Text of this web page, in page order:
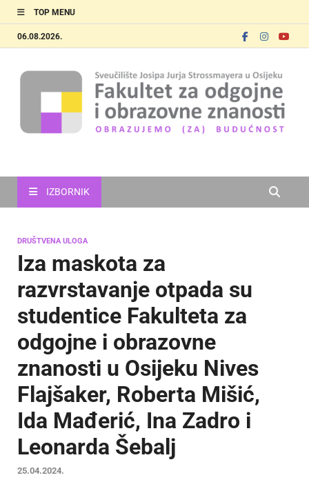
TOP MENU
06.08.2026.
IZBORNIK
DRUŠTVENA ULOGA
Iza maskota za
razvrstavanje otpada su
studentice Fakulteta za
odgojne i obrazovne
znanosti u Osijeku Nives
Flajšaker, Roberta Mišić,
Ida Mađerić, Ina Zadro i
Leonarda Šebalj
25.04.2024.